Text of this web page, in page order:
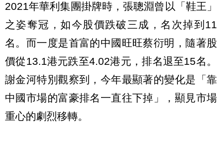
2021年華利集團掛牌時，張聰淵曾以「鞋王」
之姿奪冠，如今股價跌破三成，名次掉到11
名。而一度是首富的中國旺旺蔡衍明，隨著股
價從13.1港元跌至4.02港元，排名退至15名。
謝金河特別觀察到，今年最顯著的變化是「靠
中國市場的富豪排名一直往下掉」，顯見市場
重心的劇烈移轉。